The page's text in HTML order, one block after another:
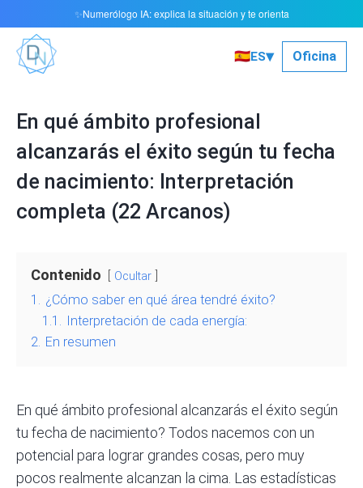
🇪🇸ES▾ Oficina
En qué ámbito profesional
alcanzarás el éxito según tu fecha
de nacimiento: Interpretación
completa (22 Arcanos)
Contenido Ocultar
1. ¿Cómo saber en qué área tendré éxito?
1.1.
Interpretación de cada energía:
2. En resumen
En qué ámbito profesional alcanzarás el éxito según
tu fecha de nacimiento? Todos nacemos con un
potencial para lograr grandes cosas, pero muy
pocos realmente alcanzan la cima. Las estadísticas
✨Numerólogo IA: explica la situación y te orienta